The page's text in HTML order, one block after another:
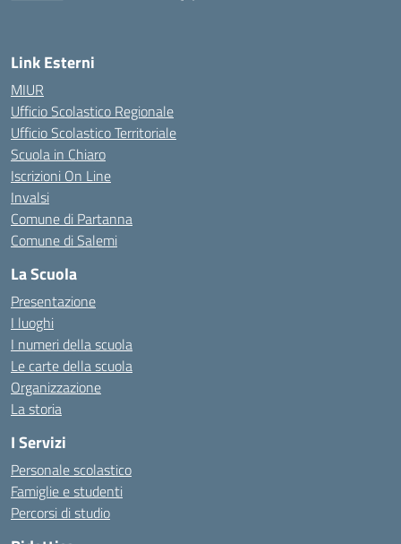
Link Esterni
MIUR
Ufficio Scolastico Regionale
Ufficio Scolastico Territoriale
Scuola in Chiaro
Iscrizioni On Line
Invalsi
Comune di Partanna
Comune di Salemi
La Scuola
Presentazione
I luoghi
I numeri della scuola
Le carte della scuola
Organizzazione
La storia
I Servizi
Personale scolastico
Famiglie e studenti
Percorsi di studio